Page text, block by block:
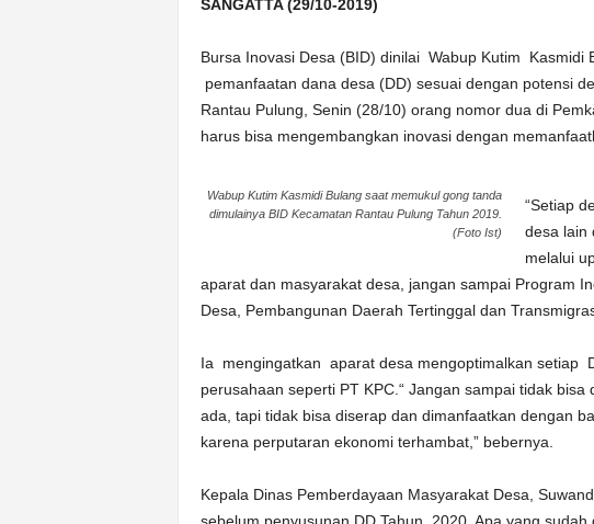
SANGATTA (29/10-2019)
Bursa Inovasi Desa (BID) dinilai Wabup Kutim
pemanfaatan dana desa (DD) sesuai dengan potensi
Rantau Pulung, Senin (28/10) orang nomor dua di
harus bisa mengembangkan inovasi dengan
Wabup Kutim Kasmidi Bulang saat memukul gong tanda
dimulainya BID Kecamatan Rantau Pulung Tahun 2019.
(Foto Ist)
“Setiap
desa lain
melalui
aparat dan masyarakat desa, jangan sampai Program
Desa, Pembangunan Daerah Tertinggal dan
Ia mengingatkan aparat desa mengoptimalkan setiap
perusahaan seperti PT KPC.“ Jangan sampai tidak
ada, tapi tidak bisa diserap dan dimanfaatkan dengan
karena perputaran ekonomi terhambat,” bebernya.
Kepala Dinas Pemberdayaan Masyarakat Desa,